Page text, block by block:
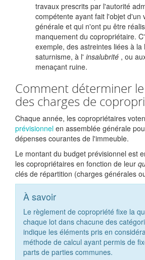
travaux prescrits par l'autorité
compétente ayant fait l'objet d'un
générale et qui n'ont pu être
manquement du copropriétaire.
exemple, des astreintes liées à la
saturnisme, à l' insalubrité , ou
menaçant ruine.
Comment déterminer
des charges de
Chaque année, les copropriétaires
prévisionnel en assemblée générale
dépenses courantes de l'immeuble.
Le montant du budget prévisionnel est
les copropriétaires en fonction de leur
clés de répartition (charges générales
À savoir
Le règlement de copropriété fixe la
chaque lot dans chacune des
indique les éléments pris en
méthode de calcul ayant permis de
parts de parties communes.